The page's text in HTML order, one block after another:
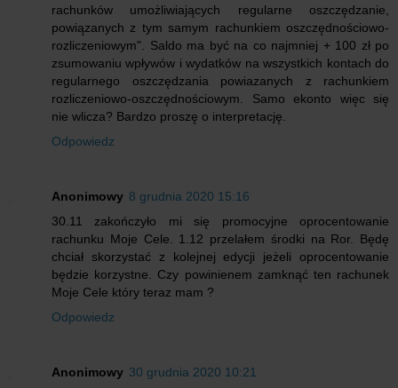
rachunków umożliwiających regularne oszczędzanie,
powiązanych z tym samym rachunkiem oszczędnościowo-
rozliczeniowym". Saldo ma być na co najmniej + 100 zł po
zsumowaniu wpływów i wydatków na wszystkich kontach do
regularnego oszczędzania powiazanych z rachunkiem
rozliczeniowo-oszczędnościowym. Samo ekonto więc się
nie wlicza? Bardzo proszę o interpretację.
Odpowiedz
Anonimowy 8 grudnia 2020 15:16
30.11 zakończyło mi się promocyjne oprocentowanie
rachunku Moje Cele. 1.12 przelałem środki na Ror. Będę
chciał skorzystać z kolejnej edycji jeżeli oprocentowanie
będzie korzystne. Czy powinienem zamknąć ten rachunek
Moje Cele który teraz mam ?
Odpowiedz
Anonimowy 30 grudnia 2020 10:21